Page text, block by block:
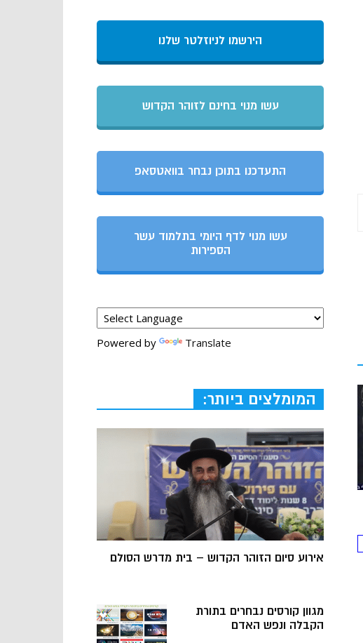
הירשמו לניוזלטר שלנו
עשו מנוי בחינם לזוהר הקדוש
התעדכנו בתוכן נבחר בוואטסאפ
עשו מנוי לדף היומי בתלמוד עשר
הספירות
Powered by Translate
המומלצים ביותר:
אירוע סיום הזוהר הקדוש – בית מדרש הסולם
מגוון קורסים נבחרים בתורת
הקבלה ונפש האדם